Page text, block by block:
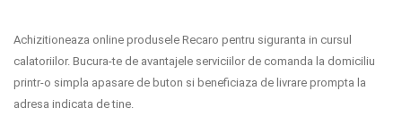
ANPC
ANPC SAL
Achizitioneaza online produsele Recaro pentru siguranta in cursul
calatoriilor. Bucura-te de avantajele serviciilor de comanda la domiciliu
printr-o simpla apasare de buton si beneficiaza de livrare prompta la
adresa indicata de tine.